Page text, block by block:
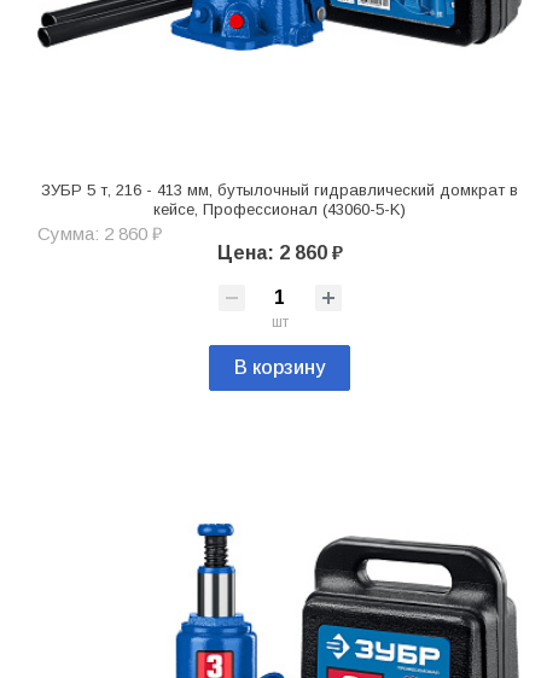
ЗУБР 5 т, 216 - 413 мм, бутылочный гидравлический домкрат в
кейсе, Профессионал (43060-5-K)
Сумма: 2 860 ₽
Цена: 2 860 ₽
шт
В корзину